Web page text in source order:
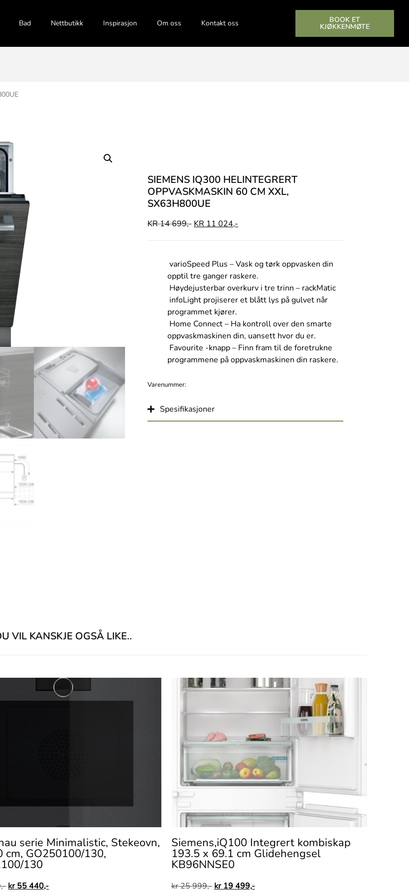
Bad Nettbutikk Inspirasjon Om oss Kontakt oss BOOK ET
KJØKKENMØTE
SIEMENS IQ300 HELINTEGRERT
OPPVASKMASKIN 60 CM XXL,
SX63H800UE
KR14 699,- KR 11 024,-
varioSpeed Plus – Vask og tørk oppvasken din
opptil tre ganger raskere.
Høydejusterbar overkurv i tre trinn – rackMatic
infoLight projiserer et blått lys på gulvet når
programmet kjører.
Home Connect – Ha kontroll over den smarte
oppvaskmaskinen din, uansett hvor du er.
Favourite -knapp – Finn fram til de foretrukne
programmene på oppvaskmaskinen din raskere.
Varenummer:
Spesifikasjoner
VIL KANSKJE OGSÅ LIKE..
serie Minimalistic, Stekeovn,
cm, GO250100/130,
130
kr55 440,-
Siemens,iQ100 Integrert kombiskap
193.5 x 69.1 cm Glidehengsel
KB96NNSE0
kr25 999,- kr19 499,-